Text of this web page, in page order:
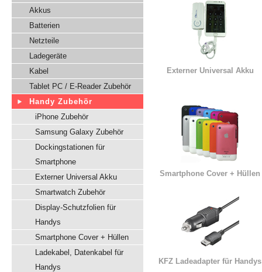
Akkus
Batterien
Netzteile
Ladegeräte
Kabel
Tablet PC / E-Reader Zubehör
Handy Zubehör
iPhone Zubehör
Samsung Galaxy Zubehör
Dockingstationen für
Smartphone
Externer Universal Akku
Smartwatch Zubehör
Display-Schutzfolien für
Handys
Smartphone Cover + Hüllen
Ladekabel, Datenkabel für
Handys
Externer Universal Akku
Smartphone Cover + Hüllen
KFZ Ladeadapter für Handys